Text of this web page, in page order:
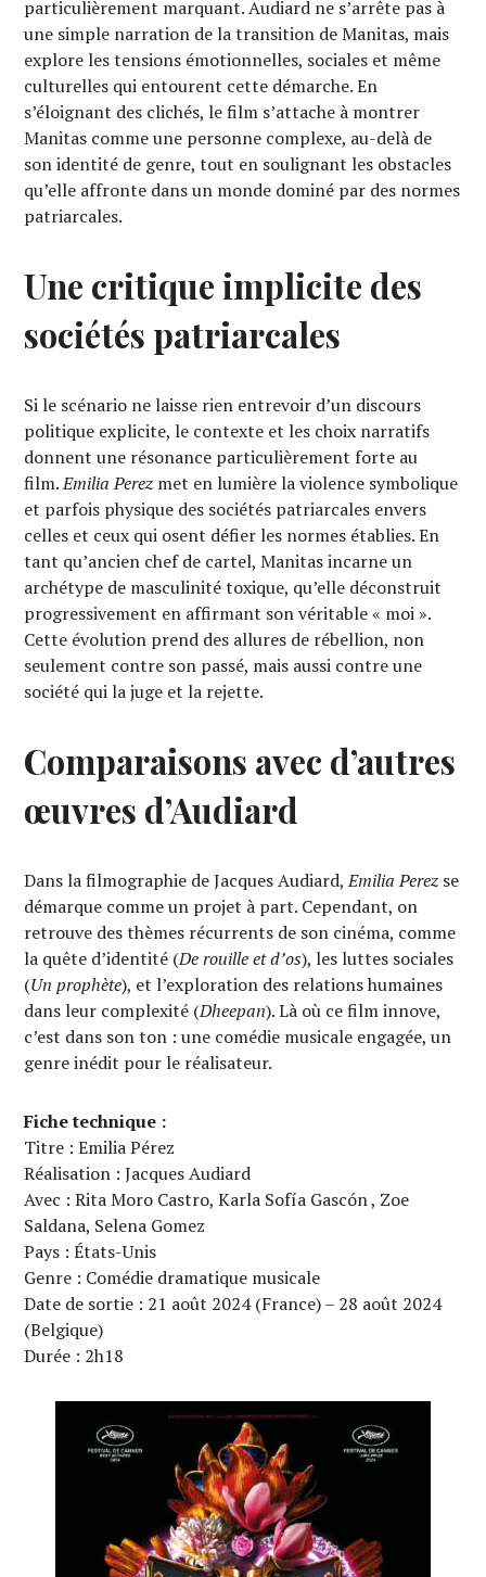
particulièrement marquant. Audiard ne s’arrête pas à
une simple narration de la transition de Manitas, mais
explore les tensions émotionnelles, sociales et même
culturelles qui entourent cette démarche. En
s’éloignant des clichés, le film s’attache à montrer
Manitas comme une personne complexe, au-delà de
son identité de genre, tout en soulignant les obstacles
qu’elle affronte dans un monde dominé par des normes
patriarcales.
Une critique implicite des
sociétés patriarcales
Si le scénario ne laisse rien entrevoir d’un discours
politique explicite, le contexte et les choix narratifs
donnent une résonance particulièrement forte au
film.Emilia Perez met en lumière la violence symbolique
et parfois physique des sociétés patriarcales envers
celles et ceux qui osent défier les normes établies. En
tant qu’ancien chef de cartel, Manitas incarne un
archétype de masculinité toxique, qu’elle déconstruit
progressivement en affirmant son véritable « moi ».
Cette évolution prend des allures de rébellion, non
seulement contre son passé, mais aussi contre une
société qui la juge et la rejette.
Comparaisons avec d’autres
œuvres d’Audiard
Dans la filmographie de Jacques Audiard,Emilia Perez se
démarque comme un projet à part. Cependant, on
retrouve des thèmes récurrents de son cinéma, comme
la quête d’identité (De rouille et d’os), les luttes sociales
(Un prophète), et l’exploration des relations humaines
dans leur complexité (Dheepan). Là où ce film innove,
c’est dans son ton : une comédie musicale engagée, un
genre inédit pour le réalisateur.
Fiche technique :
Titre : Emilia Pérez
Réalisation : Jacques Audiard
Avec : Rita Moro Castro, Karla Sofía Gascón , Zoe
Saldana, Selena Gomez
Pays : États-Unis
Genre : Comédie dramatique musicale
Date de sortie : 21 août 2024 (France) – 28 août 2024
(Belgique)
Durée : 2h18